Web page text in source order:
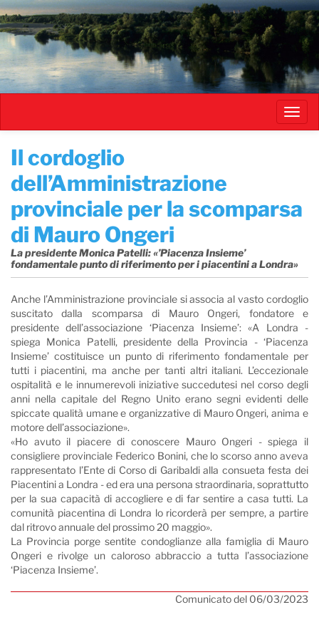
Salta
al
contenuto
principale
​Il cordoglio
dell’Amministrazione
provinciale per la scomparsa
di Mauro Ongeri
La presidente Monica Patelli: «’Piacenza Insieme’
fondamentale punto di riferimento per i piacentini a Londra»
Anche l’Amministrazione provinciale si associa al vasto cordoglio
suscitato dalla scomparsa di Mauro Ongeri, fondatore e
presidente dell’associazione ‘Piacenza Insieme’: «A Londra -
spiega Monica Patelli, presidente della Provincia - ‘Piacenza
Insieme’ costituisce un punto di riferimento fondamentale per
tutti i piacentini, ma anche per tanti altri italiani. L’eccezionale
ospitalità e le innumerevoli iniziative succedutesi nel corso degli
anni nella capitale del Regno Unito erano segni evidenti delle
spiccate qualità umane e organizzative di Mauro Ongeri, anima e
motore dell’associazione».
«Ho avuto il piacere di conoscere Mauro Ongeri - spiega il
consigliere provinciale Federico Bonini, che lo scorso anno aveva
rappresentato l’Ente di Corso di Garibaldi alla consueta festa dei
Piacentini a Londra - ed era una persona straordinaria, soprattutto
per la sua capacità di accogliere e di far sentire a casa tutti. La
comunità piacentina di Londra lo ricorderà per sempre, a partire
dal ritrovo annuale del prossimo 20 maggio».
La Provincia porge sentite condoglianze alla famiglia di Mauro
Ongeri e rivolge un caloroso abbraccio a tutta l’associazione
‘Piacenza Insieme’.
Comunicato del 06/03/2023